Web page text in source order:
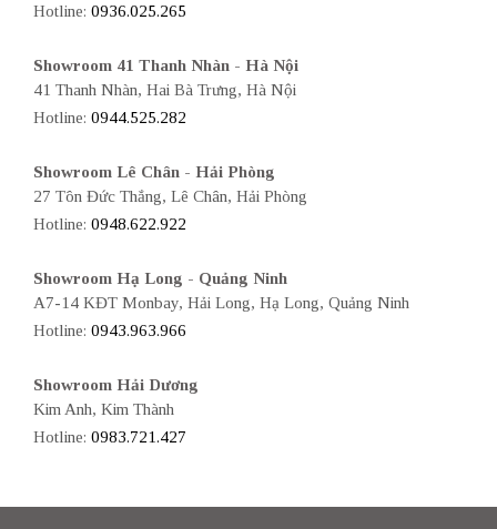
Hotline: 0936.025.265
Showroom 41 Thanh Nhàn - Hà Nội
41 Thanh Nhàn, Hai Bà Trưng, Hà Nội
Hotline: 0944.525.282
Showroom Lê Chân - Hải Phòng
27 Tôn Đức Thắng, Lê Chân, Hải Phòng
Hotline: 0948.622.922
Showroom Hạ Long - Quảng Ninh
A7-14 KĐT Monbay, Hải Long, Hạ Long, Quảng Ninh
Hotline: 0943.963.966
Showroom Hải Dương
Kim Anh, Kim Thành
Hotline: 0983.721.427